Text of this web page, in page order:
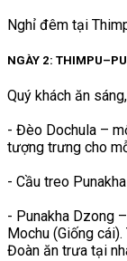
Nghỉ đêm tại
NGÀY 2:
Quý khách ăn
- Đèo Dochula –
tượng trưng cho
- Cầu treo
- Punakha Dzong
Mochu (Giống
Đoàn ăn trưa tại